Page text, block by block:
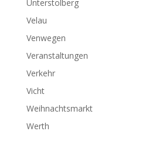
Unterstolberg
Velau
Venwegen
Veranstaltungen
Verkehr
Vicht
Weihnachtsmarkt
Werth